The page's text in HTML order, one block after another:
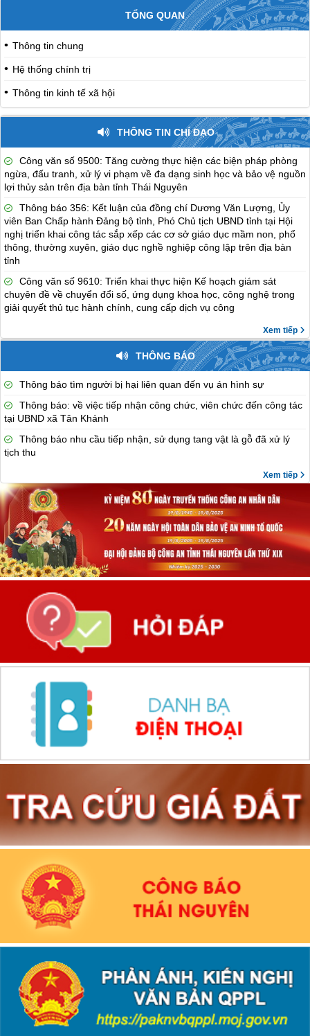
TỔNG QUAN
Thông tin chung
Hệ thống chính trị
Thông tin kinh tế xã hội
THÔNG TIN CHỈ ĐẠO
Công văn số 9500: Tăng cường thực hiện các biện pháp phòng
ngừa, đấu tranh, xử lý vi phạm về đa dạng sinh học và bảo vệ nguồn
lợi thủy sản trên địa bàn tỉnh Thái Nguyên
Thông báo 356: Kết luận của đồng chí Dương Văn Lượng, Ủy
viên Ban Chấp hành Đảng bộ tỉnh, Phó Chủ tịch UBND tỉnh tại Hội
nghị triển khai công tác sắp xếp các cơ sở giáo dục mầm non, phổ
thông, thường xuyên, giáo dục nghề nghiệp công lập trên địa bàn
tỉnh
Công văn số 9610: Triển khai thực hiện Kế hoạch giám sát
chuyên đề về chuyển đổi số, ứng dụng khoa học, công nghệ trong
giải quyết thủ tục hành chính, cung cấp dịch vụ công
Xem tiếp
THÔNG BÁO
Thông báo tìm người bị hại liên quan đến vụ án hình sự
Thông báo: về việc tiếp nhận công chức, viên chức đến công tác
tại UBND xã Tân Khánh
Thông báo nhu cầu tiếp nhận, sử dụng tang vật là gỗ đã xử lý
tịch thu
Xem tiếp